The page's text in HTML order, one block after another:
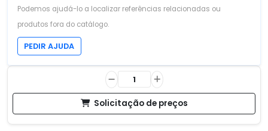
Podemos ajudá-lo a localizar referências relacionadas ou
produtos fora do catálogo.
PEDIR AJUDA
Solicitação de preços